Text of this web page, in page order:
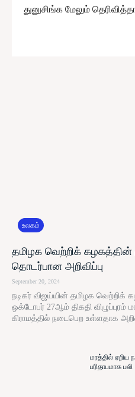
துனுசிங்க மேலும்
உலகம்
தமிழக வெற்றிக் கழகத்தின்
தொடர்பான அறிவிப்பு
September 20, 2024
நடிகர் விஜய்யின் தமிழக வெற்றிக்
ஒக்டோபர் 27ஆம் திகதி விழுப்புரம்
கிராமத்தில் நடைபெற உள்ளதாக
மரத்தில் ஏறிய
பரிதாபமாக பலி